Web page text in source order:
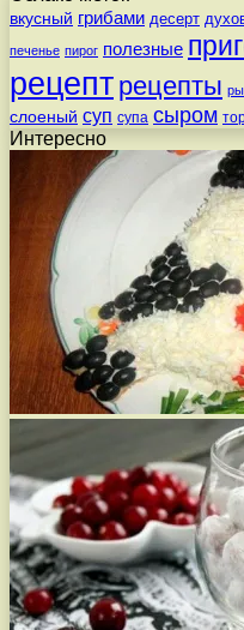
вкусный грибами десерт
печенье пирог полезные
рецепт рецепты
слоеный суп супа сыром
Интересно